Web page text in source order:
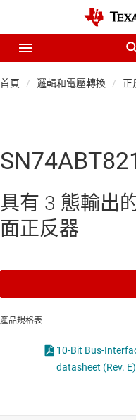
首頁 邏輯和電壓轉換 正
具有 3 態輸出
面正反器
產品規格表
10-Bit Bus-
datasheet (Rev. E)